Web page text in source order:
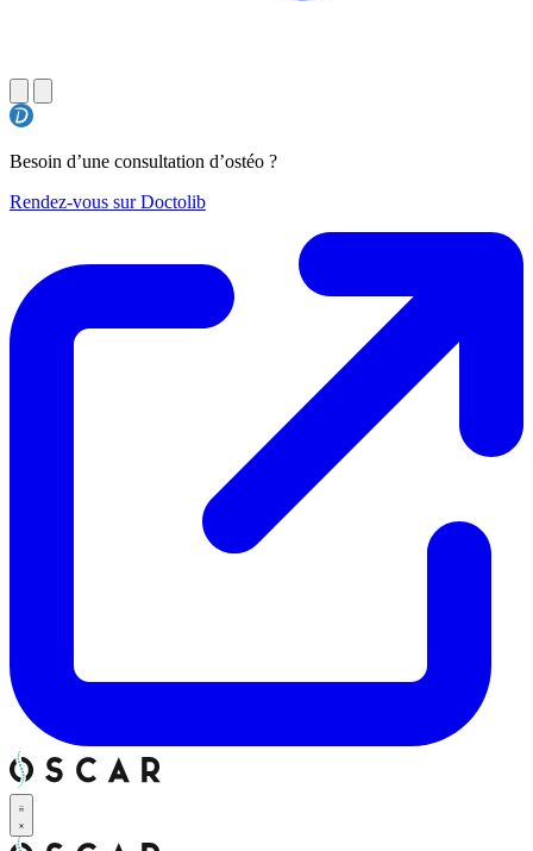
Besoin d’une consultation d’ostéo ?
Rendez-vous sur Doctolib